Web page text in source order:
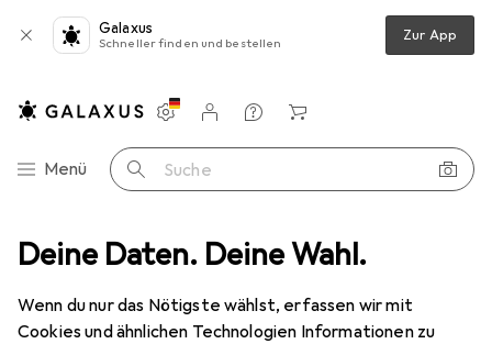
Deine Daten. Deine Wahl.
Wenn du nur das Nötigste wählst, erfassen wir mit
Cookies und ähnlichen Technologien Informationen zu
Galaxus
Schneller finden und bestellen Zur App
Navigation nach Kategorien
Menü Suche
Einstellungen
Kundenkonto
Vergleichslisten
Merklisten
Warenkorb
Alles in Mode Schuhe Sneakers Nike Air Max LTD 3